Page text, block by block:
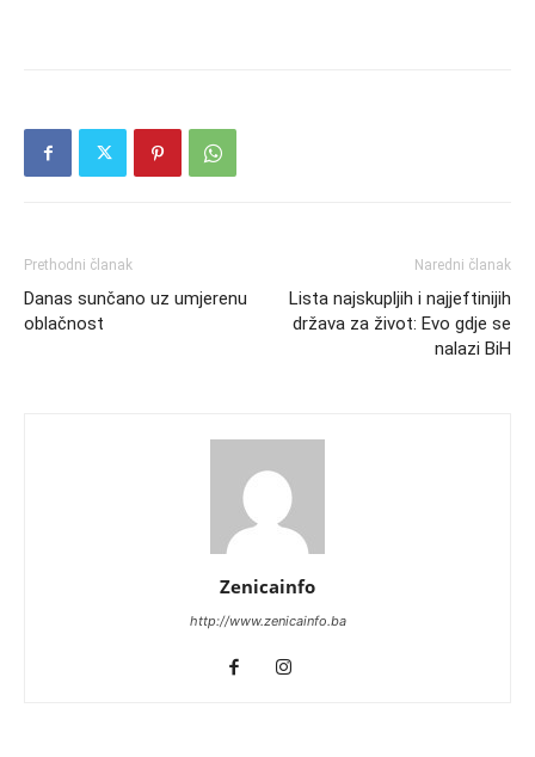
Prethodni članak
Danas sunčano uz umjerenu
oblačnost
Naredni članak
Lista najskupljih i najjeftinijih
država za život: Evo gdje se
nalazi BiH
Zenicainfo
http://www.zenicainfo.ba